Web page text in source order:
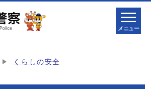
メニュー
くらしの安全